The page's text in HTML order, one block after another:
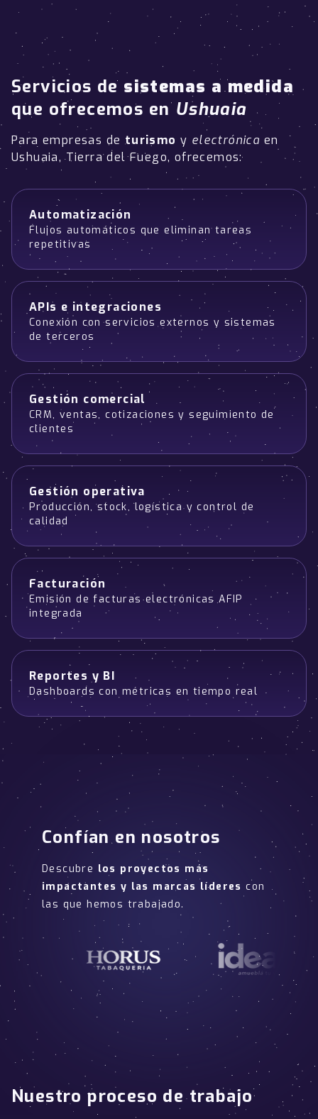
Servicios de sistemas a medida
que ofrecemos en Ushuaia
Para empresas de turismo y electrónica en
Ushuaia, Tierra del Fuego, ofrecemos:
Automatización
Flujos automáticos que eliminan tareas
repetitivas
APIs e integraciones
Conexión con servicios externos y sistemas
de terceros
Gestión comercial
CRM, ventas, cotizaciones y seguimiento de
clientes
Gestión operativa
Producción, stock, logística y control de
calidad
Facturación
Emisión de facturas electrónicas AFIP
integrada
Reportes y BI
Dashboards con métricas en tiempo real
Confían en nosotros
Descubre los proyectos más
impactantes y las marcas líderes con
las que hemos trabajado.
Nuestro proceso de trabajo